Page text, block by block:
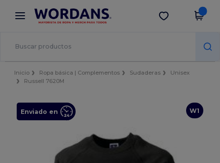
× App de Wordans
¡Mejores precios en app!
Descargar app
Inicio Ropa básica | Complementos Sudaderas
Unisex
Russell 7620M
W1
Enviado en